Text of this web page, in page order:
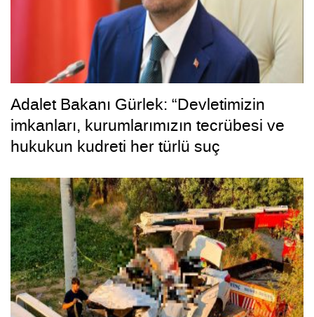
Adalet Bakanı Gürlek: “Devletimizin
imkanları, kurumlarımızın tecrübesi ve
hukukun kudreti her türlü suç